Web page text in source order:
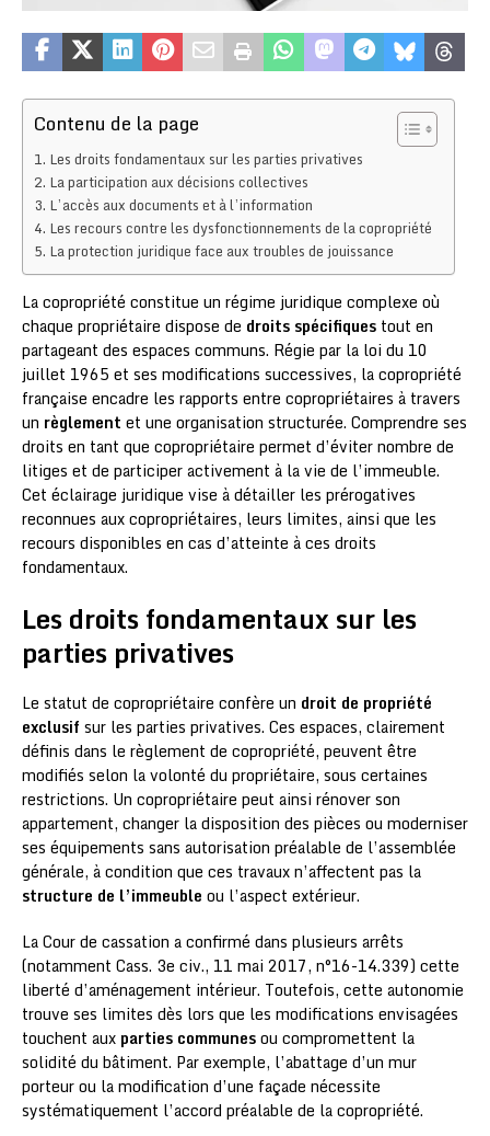
Contenu de la page
Les droits fondamentaux sur les parties privatives
La participation aux décisions collectives
L’accès aux documents et à l’information
Les recours contre les dysfonctionnements de la copropriété
La protection juridique face aux troubles de jouissance
La copropriété constitue un régime juridique complexe où
chaque propriétaire dispose de droits spécifiques tout en
partageant des espaces communs. Régie par la loi du 10
juillet 1965 et ses modifications successives, la copropriété
française encadre les rapports entre copropriétaires à travers
un règlement et une organisation structurée. Comprendre ses
droits en tant que copropriétaire permet d’éviter nombre de
litiges et de participer activement à la vie de l’immeuble.
Cet éclairage juridique vise à détailler les prérogatives
reconnues aux copropriétaires, leurs limites, ainsi que les
recours disponibles en cas d’atteinte à ces droits
fondamentaux.
Les droits fondamentaux sur les
parties privatives
Le statut de copropriétaire confère un droit de propriété
exclusif sur les parties privatives. Ces espaces, clairement
définis dans le règlement de copropriété, peuvent être
modifiés selon la volonté du propriétaire, sous certaines
restrictions. Un copropriétaire peut ainsi rénover son
appartement, changer la disposition des pièces ou moderniser
ses équipements sans autorisation préalable de l’assemblée
générale, à condition que ces travaux n’affectent pas la
structure de l’immeuble ou l’aspect extérieur.
La Cour de cassation a confirmé dans plusieurs arrêts
(notamment Cass. 3e civ., 11 mai 2017, n°16-14.339) cette
liberté d’aménagement intérieur. Toutefois, cette autonomie
trouve ses limites dès lors que les modifications envisagées
touchent aux parties communesou compromettent la
solidité du bâtiment. Par exemple, l’abattage d’un mur
porteur ou la modification d’une façade nécessite
systématiquement l’accord préalable de la copropriété.